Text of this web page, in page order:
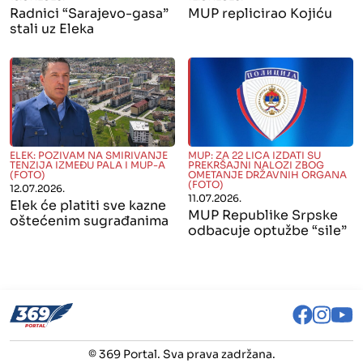
Radnici “Sarajevo-gasa”
stali uz Eleka
MUP replicirao Kojiću
" alt="">
ELEK: POZIVAM NA SMIRIVANJE
TENZIJA IZMEĐU PALA I MUP-A
(FOTO)
12.07.2026.
Elek će platiti sve kazne
oštećenim sugrađanima
" alt="">
MUP: ZA 22 LICA IZDATI SU
PREKRŠAJNI NALOZI ZBOG
OMETANJE DRŽAVNIH ORGANA
(FOTO)
11.07.2026.
MUP Republike Srpske
odbacuje optužbe “sile”
© 369 Portal. Sva prava zadržana.